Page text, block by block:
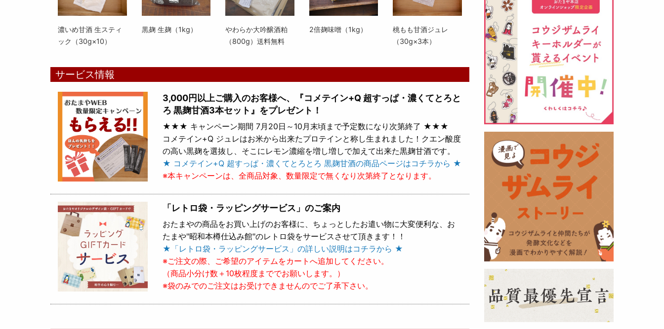
濃いめ甘酒 生スティ
ック（30g×10）
黒麹 生麹（1kg）
やわらか大吟醸酒粕
（800g）送料無料
2倍麹味噌（1kg）
桃もも甘酒ジュレ
（30g×3本）
サービス情報
3,000円以上ご購入のお客様へ、『コメテイン+Q 超すっぱ・濃くてとろと
ろ 黒麹甘酒3本セット』をプレゼント！
★★★ キャンペーン期間 7月20日～10月末頃まで予定数になり次第終了 ★★★
コメテイン+Q ジュレはお米から出来たプロテインと称し生まれました！クエン酸度
の高い黒麹を選抜し、そこにレモン濃縮を増し増しで加えて出来た黒麹甘酒です。
★ コメテイン+Q 超すっぱ・濃くてとろとろ 黒麹甘酒の商品ページはコチラから ★
※本キャンペーンは、全商品対象、数量限定で無くなり次第終了となります。
「レトロ袋・ラッピングサービス」のご案内
おたまやの商品をお買い上げのお客様に、ちょっとしたお遣い物に大変便利な、お
たまや"昭和本樽仕込み館"のレトロ袋をサービスさせて頂きます！！
★「レトロ袋・ラッピングサービス」の詳しい説明はコチラから ★
※ご注文の際、ご希望のアイテムをカートへ追加してください。
（商品小分け数＋10枚程度まででお願いします。）
※袋のみでのご注文はお受けできませんのでご了承下さい。
まみをしっかりと引き出して出来
ました。野菜、お魚、お肉等の漬
け込みにどうぞ・・・
クロ黒麹甘酒 スティック新発売
（2026年03月08日）
黒麹の天然クエン酸で運動の為に
最大の機能を発揮出来るよう開発
しました。少しゆるく仕上がりま
したので初回ロット8,000本程度
を訳あり価格で提供します。品質
や栄養価には問題ありませんので
お早めにどうぞ・・・
甘酒 生スティック新発売！
（2025年11月11日）